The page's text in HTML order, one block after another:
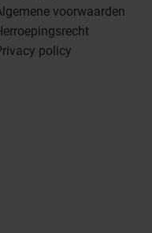
voorwaarden
policy